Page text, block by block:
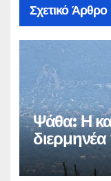
Σχετικό Άρθρο
Ψάθα: Η